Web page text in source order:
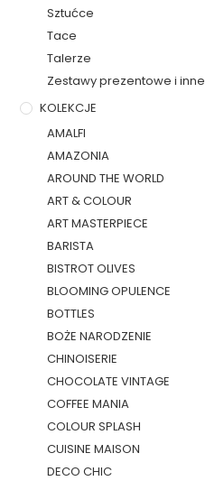
Sztućce
Tace
Talerze
Zestawy prezentowe i inne
KOLEKCJE
AMALFI
AMAZONIA
AROUND THE WORLD
ART & COLOUR
ART MASTERPIECE
BARISTA
BISTROT OLIVES
BLOOMING OPULENCE
BOTTLES
BOŻE NARODZENIE
CHINOISERIE
CHOCOLATE VINTAGE
COFFEE MANIA
COLOUR SPLASH
CUISINE MAISON
DECO CHIC